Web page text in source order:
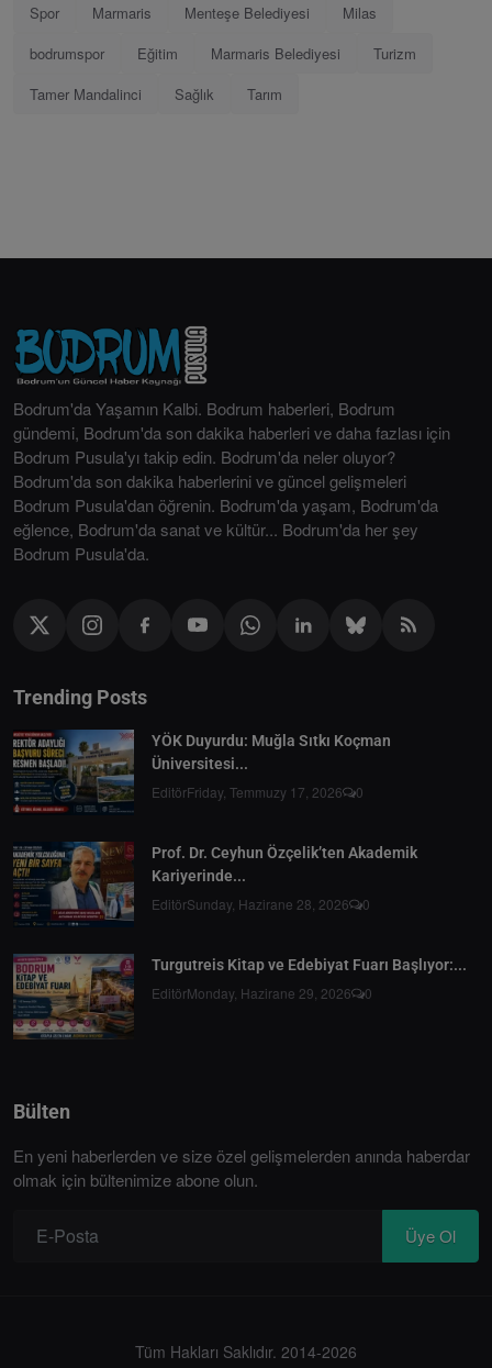
Spor
Marmaris Menteşe Belediyesi
Milas
bodrumspor
Eğitim Marmaris Belediyesi
Turizm
Tamer Mandalinci
Sağlık Tarım
Bodrum'da Yaşamın Kalbi. Bodrum haberleri, Bodrum
gündemi, Bodrum'da son dakika haberleri ve daha fazlası için
Bodrum Pusula'yı takip edin. Bodrum'da neler oluyor?
Bodrum'da son dakika haberlerini ve güncel gelişmeleri
Bodrum Pusula'dan öğrenin. Bodrum'da yaşam, Bodrum'da
eğlence, Bodrum'da sanat ve kültür... Bodrum'da her şey
Bodrum Pusula'da.
Trending Posts
YÖK Duyurdu: Muğla Sıtkı Koçman
Üniversitesi...
EditörFriday, Temmuzy 17, 2026 0
Prof. Dr. Ceyhun Özçelik’ten Akademik
Kariyerinde...
EditörSunday, Hazirane 28, 2026 0
Turgutreis Kitap ve Edebiyat Fuarı Başlıyor:...
EditörMonday, Hazirane 29, 2026 0
Bülten
En yeni haberlerden ve size özel gelişmelerden anında haberdar
olmak için bültenimize abone olun.
Üye Ol
Tüm Hakları Saklıdır. 2014-2026